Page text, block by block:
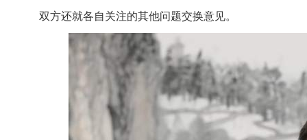
双方还就各自关注的其他问题交换意见。